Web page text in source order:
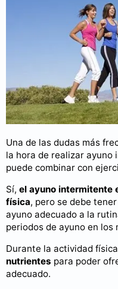
Una de las dudas más
la hora de realizar ayuno
puede combinar con
Sí, el ayuno intermitente
física, pero se debe
ayuno adecuado a la
periodos de ayuno en los
Durante la actividad
nutrientes para poder
adecuado.